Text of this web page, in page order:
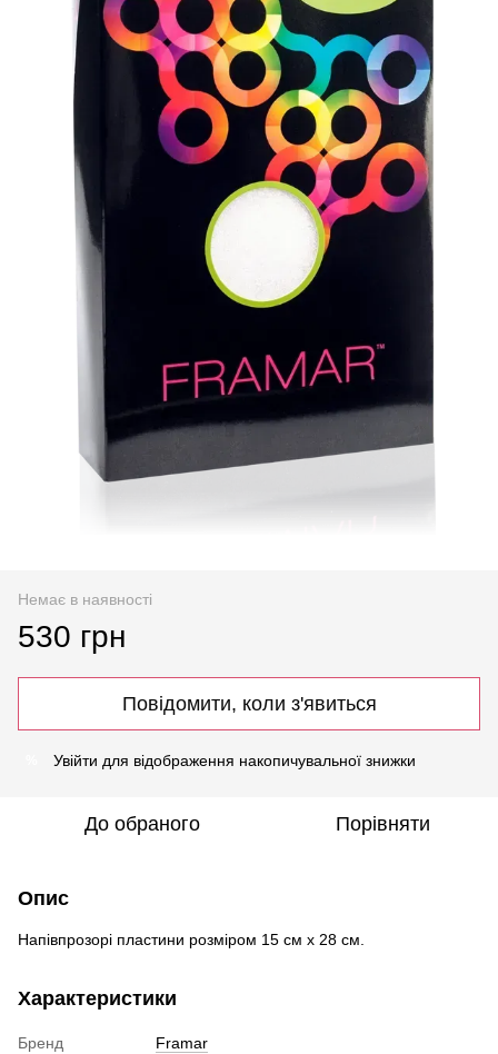
Немає в наявності
530 грн
Повідомити, коли з'явиться
Увійти для відображення накопичувальної знижки
До обраного Порівняти
Опис
Напівпрозорі пластини розміром 15 см х 28 см.
Характеристики
Бренд Framar